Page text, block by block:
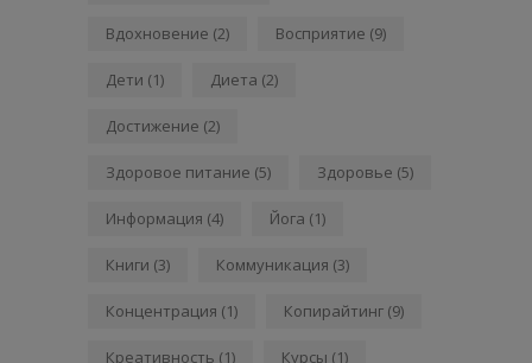
Вдохновение (2) Восприятие (9)
Дети (1) Диета (2)
Достижение (2)
Здоровое питание (5) Здоровье (5)
Информация (4) Йога (1)
Книги (3) Коммуникация (3)
Концентрация (1) Копирайтинг (9)
Креативность (1) Курсы (1)